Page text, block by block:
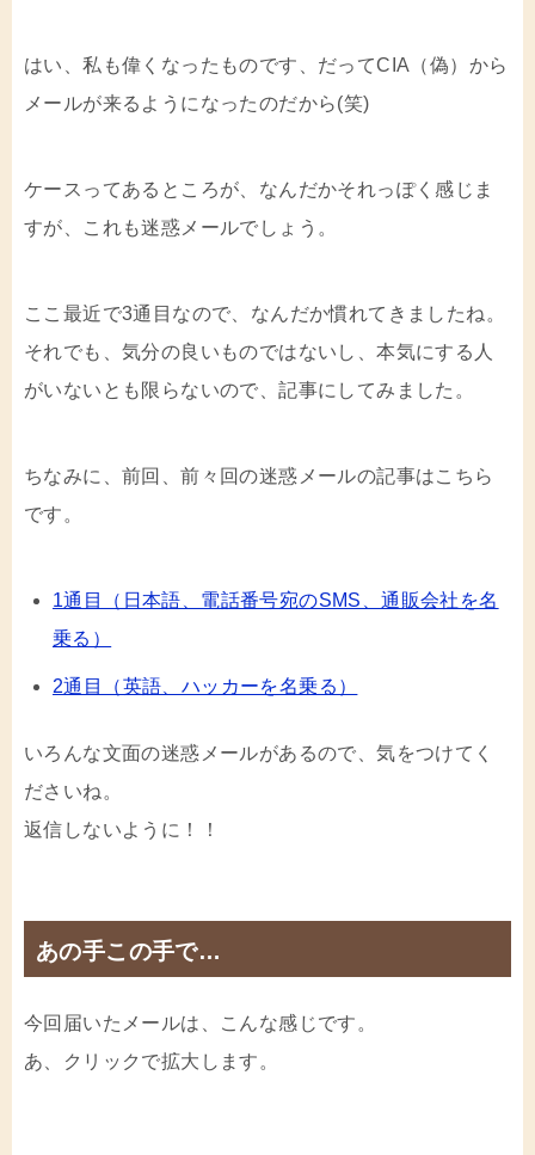
はい、私も偉くなったものです、だってCIA（偽）から
メールが来るようになったのだから(笑)
ケースってあるところが、なんだかそれっぽく感じま
すが、これも迷惑メールでしょう。
ここ最近で3通目なので、なんだか慣れてきましたね。
それでも、気分の良いものではないし、本気にする人
がいないとも限らないので、記事にしてみました。
ちなみに、前回、前々回の迷惑メールの記事はこちら
です。
1通目（日本語、電話番号宛のSMS、通販会社を名
乗る）
2通目（英語、ハッカーを名乗る）
いろんな文面の迷惑メールがあるので、気をつけてく
ださいね。
返信しないように！！
あの手この手で…
今回届いたメールは、こんな感じです。
あ、クリックで拡大します。